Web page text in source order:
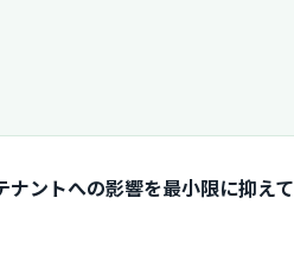
ナントへの影響を最小限に抑えて